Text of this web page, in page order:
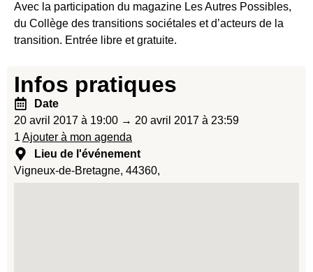
Avec la participation du magazine Les Autres Possibles,
du Collège des transitions sociétales et d’acteurs de la
transition. Entrée libre et gratuite.
Infos pratiques
Date
20 avril 2017 à 19:00 → 20 avril 2017 à 23:59
1 Ajouter à mon agenda
Lieu de l'événement
Vigneux-de-Bretagne, 44360,